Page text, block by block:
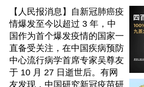
【人民报消息】自新冠肺癌疫
情爆发至今以超过 3 年，中
国作为首个爆发疫情的国家一
直备受关注，在中国疾病预防
中心流行病学首席专家吴尊友
于 10 月 27 日逝世后。有网
友发现，中国研究新冠疫苗研